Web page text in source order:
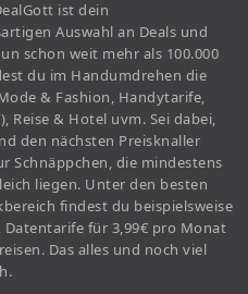
ist dein
Auswahl an Deals und
schon weit mehr als 100.000
du im Handumdrehen die
& Fashion, Handytarife,
Reise & Hotel uvm. Sei dabei,
den nächsten Preisknaller
Schnäppchen, die mindestens
liegen. Unter den besten
findest du beispielsweise
für 3,99€ pro Monat
Das alles und noch viel